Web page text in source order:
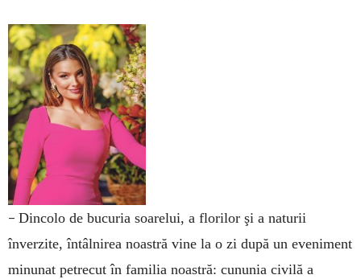
– Dincolo de bucuria soarelui, a florilor şi a naturii
înverzite, întâlnirea noastră vine la o zi după un eveniment
mi­nunat petrecut în familia noastră: cununia civilă a